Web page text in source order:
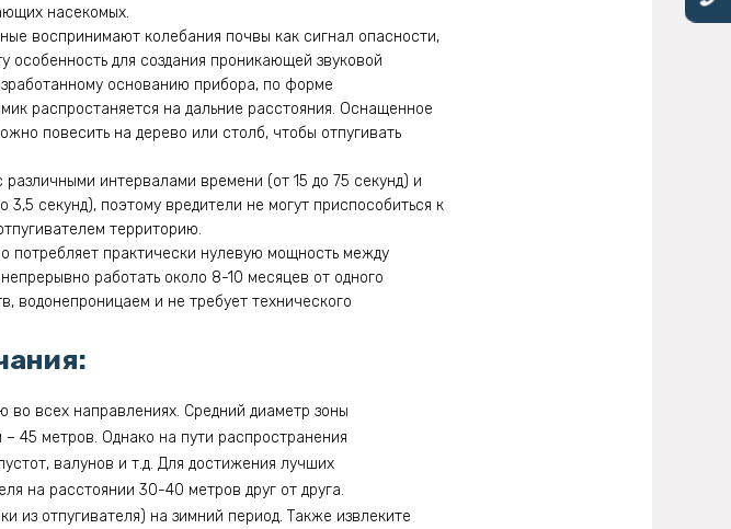
насекомых.
воспринимают колебания почвы как сигнал опасности,
особенность для создания проникающей звуковой
основанию прибора, по форме
распростаняется на дальние расстояния. Оснащенное
повесить на дерево или столб, чтобы отпугивать
интервалами времени (от 15 до 75 секунд) и
секунд), поэтому вредители не могут приспособиться к
территорию.
потребляет практически нулевую мощность между
работать около 8-10 месяцев от одного
водонепроницаем и не требует технического
во всех направлениях. Средний диаметр зоны
45 метров. Однако на пути распространения
валунов и т.д. Для достижения лучших
на расстоянии 30-40 метров друг от друга.
из отпугивателя) на зимний период. Также извлеките